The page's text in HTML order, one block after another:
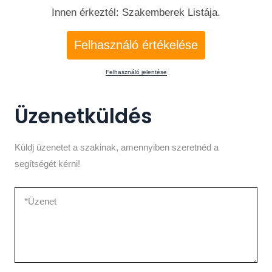
válassza cégünket ha minőségi munkát szeretne
Innen érkeztél: Szakemberek Listája.
Felhasználó értékelése
Felhasználó jelentése
Üzenetküldés
Küldj üzenetet a szakinak, amennyiben szeretnéd a
segítségét kérni!